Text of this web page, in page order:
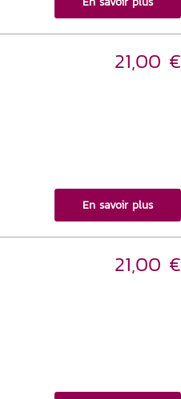
21,00 €
En savoir plus
21,00 €